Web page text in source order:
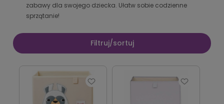
zabawy dla swojego dziecka. Ułatw sobie codzienne
sprzątanie!
Filtruj/sortuj